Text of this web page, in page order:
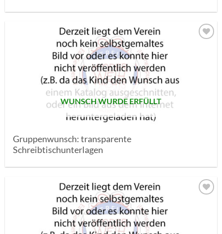
WUNSCH WURDE ERFÜLLT
Gruppenwunsch: transparente
Schreibtischunterlagen